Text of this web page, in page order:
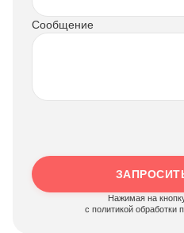
Сообщение
Нажимая на
c политикой обработки